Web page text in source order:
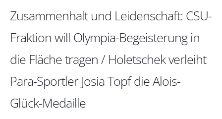
Zusammenhalt und Leidenschaft: CSU-
Fraktion will Olympia-Begeisterung in
die Fläche tragen / Holetschek verleiht
Para-Sportler Josia Topf die Alois-
Glück-Medaille